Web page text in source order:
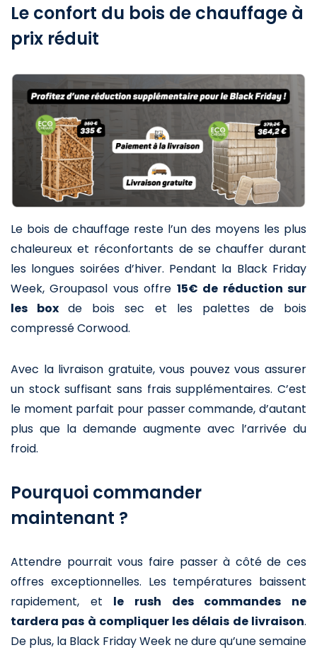
Le confort du bois de chauffage à
prix réduit
Le bois de chauffage reste l’un des moyens les plus
chaleureux et réconfortants de se chauffer durant
les longues soirées d’hiver. Pendant la Black Friday
Week, Groupasol vous offre 15€ de réduction sur
les boxde bois sec et les palettes de bois
compressé Corwood.
Avec la livraison gratuite, vous pouvez vous assurer
un stock suffisant sans frais supplémentaires. C’est
le moment parfait pour passer commande, d’autant
plus que la demande augmente avec l’arrivée du
froid.
Pourquoi commander
maintenant ?
Attendre pourrait vous faire passer à côté de ces
offres exceptionnelles. Les températures baissent
rapidement, et le rush des commandes ne
tardera pas à compliquer les délais de livraison.
De plus, la Black Friday Week ne dure qu’une semaine